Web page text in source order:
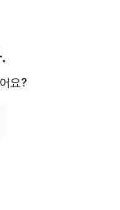
요?